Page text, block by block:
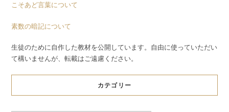
こそあど言葉について
素数の暗記について
生徒のために自作した教材を公開しています。自由に使っていただい
て構いませんが、転載はご遠慮ください。
カテゴリー